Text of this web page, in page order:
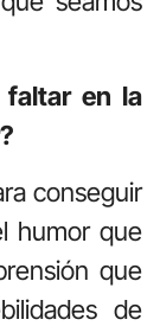
faltar en la
conseguir
humor que
que
de